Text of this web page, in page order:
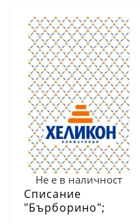
Не е в наличност
Списание
"Бърборино";